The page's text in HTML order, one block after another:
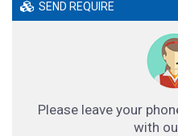
SEND REQUIRE
Please leave your
with